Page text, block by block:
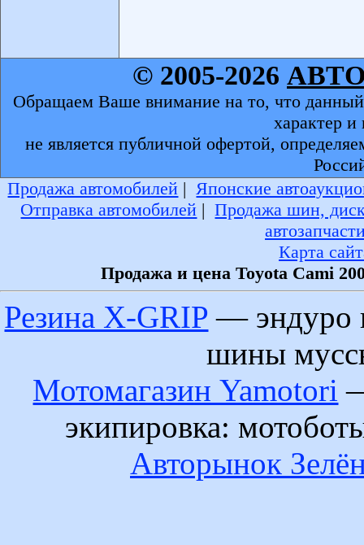
© 2005-2026
Обращаем Ваше внимание на то, что
характер
не является публичной офертой,
Продажа автомобилей | Японские
Отправка автомобилей |Продажа шин,
Карта
Продажа и цена Toyota Cami
Резина X-GRIP — эндуро
шины
Мотомагазин Yamotori
экипировка:
Авторынок